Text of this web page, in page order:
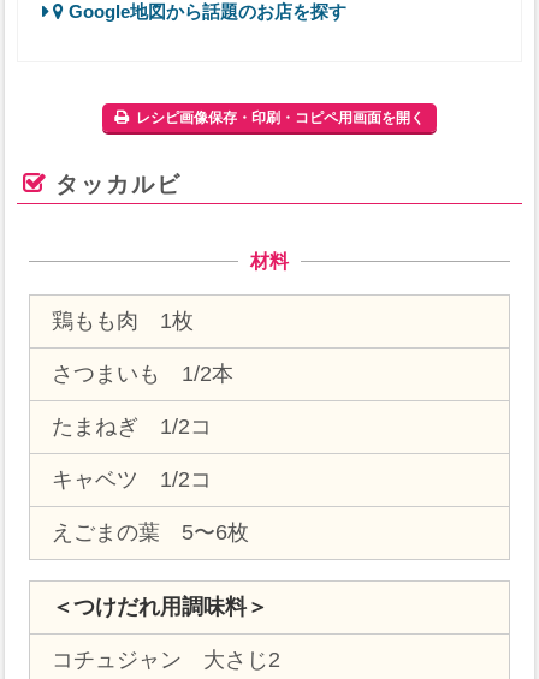
Google地図から話題のお店を探す
レシピ画像保存・印刷・コピペ用画面を開く
タッカルビ
材料
鶏もも肉 1枚
さつまいも 1/2本
たまねぎ 1/2コ
キャベツ 1/2コ
えごまの葉 5〜6枚
＜つけだれ用調味料＞
コチュジャン 大さじ2